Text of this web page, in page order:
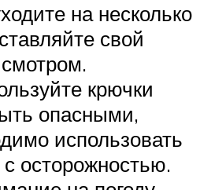
на несколько
свой
крючки
опасными,
использовать
осторожностью.